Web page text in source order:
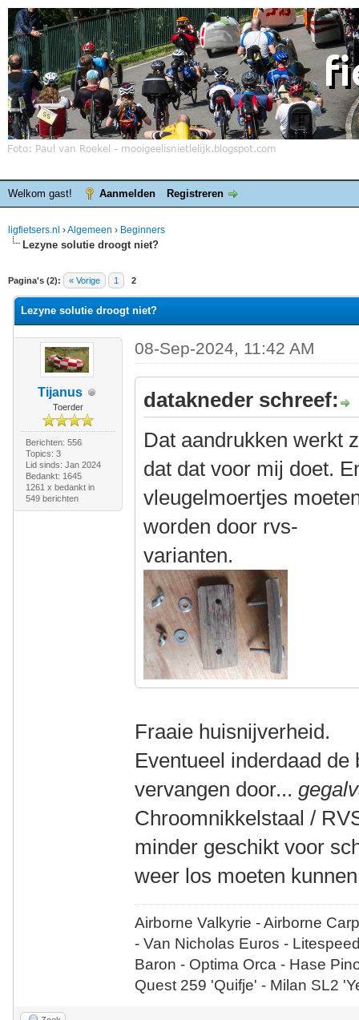
Welkom gast! Aanmelden Registreren
ligfietsers.nl ›Algemeen › Beginners
Lezyne solutie droogt niet?
Pagina's (2): « Vorige 1 2
waardering is 0
Lezyne solutie droogt niet?
Tijanus
Toerder
Berichten: 556
Topics: 3
Lid sinds: Jan 2024
Bedankt: 1645
1261 x bedankt in
549 berichten
08-Sep-2024, 11:42 AM
datakneder schreef:
Dat aandrukken werkt
dat dat voor mij doet.
vleugelmoertjes
worden door rvs-
varianten.
Fraaie huisnijverheid.
Eventueel inderdaad
vervangen door...
Chroomnikkelstaal /
minder geschikt voor
weer los moeten
Airborne Valkyrie - Airborne
- Van Nicholas Euros -
Baron - Optima Orca - Hase
Quest 259 'Quifje' - Milan SL2